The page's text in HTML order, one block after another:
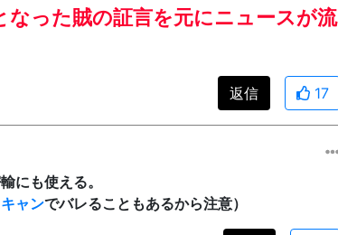
った賊の証言を元にニュースが流
返信 17
にも使える。
ャンでバレることもあるから注意）